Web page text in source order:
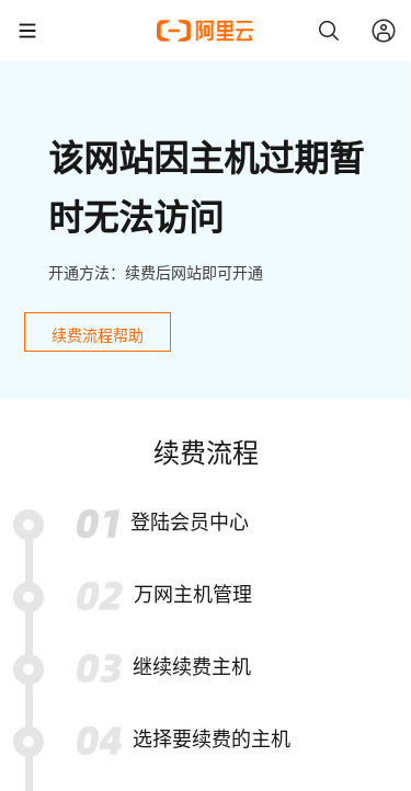
该网站因主机过期暂
时无法访问
开通方法：续费后网站即可开通
续费流程帮助
续费流程
登陆会员中心
万网主机管理
继续续费主机
选择要续费的主机